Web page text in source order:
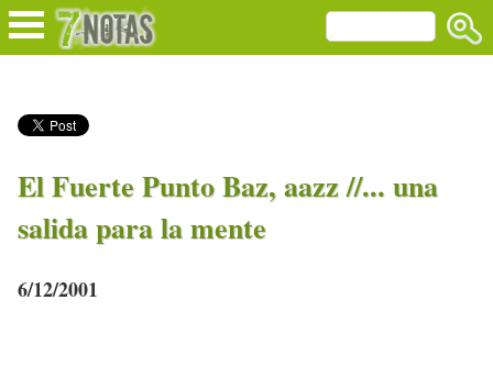
El Fuerte Punto Baz, aazz //... una
salida para la mente
6/12/2001